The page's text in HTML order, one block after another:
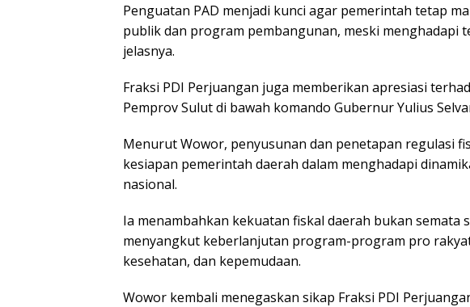
Penguatan PAD menjadi kunci agar pemerintah tetap
publik dan program pembangunan, meski menghadapi
jelasnya.
Fraksi PDI Perjuangan juga memberikan apresiasi
Pemprov Sulut di bawah komando Gubernur Yulius
Menurut Wowor, penyusunan dan penetapan regulasi
kesiapan pemerintah daerah dalam menghadapi
nasional.
Ia menambahkan kekuatan fiskal daerah bukan semata
menyangkut keberlanjutan program-program pro
kesehatan, dan kepemudaan.
Wowor kembali menegaskan sikap Fraksi PDI